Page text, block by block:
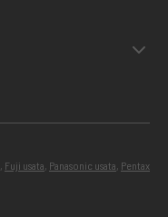
, Fuji usata, Panasonic usata, Pentax